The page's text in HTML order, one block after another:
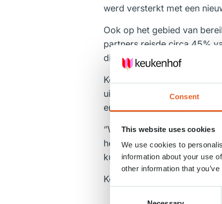
Consent
This website uses cookies
We use cookies to
information about your use
other information that
werd versterkt met een
Ook op het gebied van
partners reisde circa 45%
dit percentage nog verder
Keukenhof werkt jaarrond
uit tot maar liefst 2.000
ervaring voor elke bezoeker.
‘’We kijken terug op een
het blijft bijzonder om te
kunnen niet wachten tot
Keukenhof is in 2027